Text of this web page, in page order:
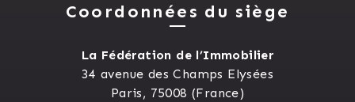
Coordonnées du siège
La Fédération de l’Immobilier
34 avenue des Champs Elysées
Paris, 75008 (France)